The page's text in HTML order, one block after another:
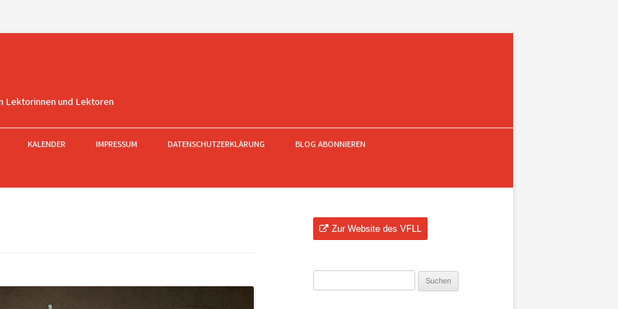
Lektorinnen und Lektoren
KALENDER IMPRESSUM DATENSCHUTZERKLÄRUNG BLOG ABONNIEREN
Zur Website des VFLL